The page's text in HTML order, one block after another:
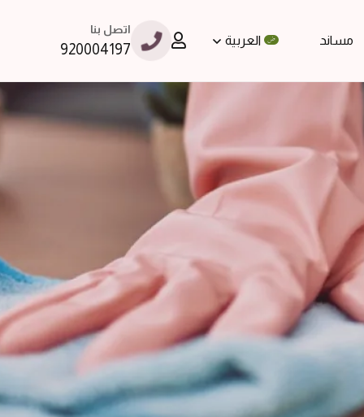
مساند العربية
اتصل بنا
920004197